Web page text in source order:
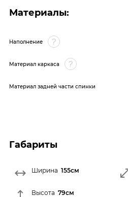
Материалы:
Наполнение
Материал каркаса
Материал задней части спинки
Габариты
Ширина 155см
Высота 79см